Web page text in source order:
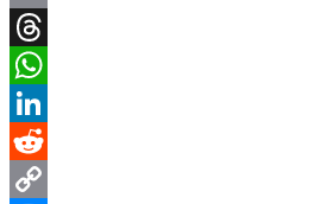
Email
Threads
WhatsApp
LinkedIn
Reddit